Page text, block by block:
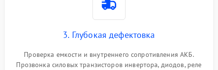
3. Глубокая дефектовка
Проверка емкости и внутреннего сопротивления АКБ.
Прозвонка силовых транзисторов инвертора, диодов, реле